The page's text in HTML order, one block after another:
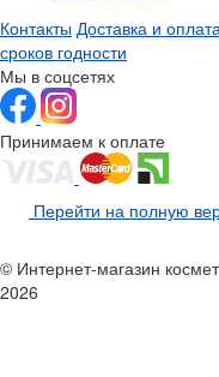
Контакты Доставка и оплата
сроков годности
Мы в соцсетях
Принимаем к оплате
Перейти на полную
© Интернет-магазин
2026